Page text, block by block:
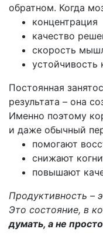
обратном. Когда
концентрация
качество
скорость
устойчивость
Постоянная
результата – она
Именно поэтому
и даже обычный
помогают
снижают
повышают
Продуктивность –
Это состояние, в
думать, а не